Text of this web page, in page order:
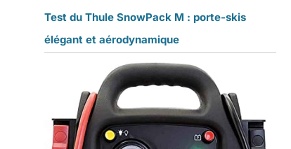
Test du Thule SnowPack M : porte-skis
élégant et aérodynamique